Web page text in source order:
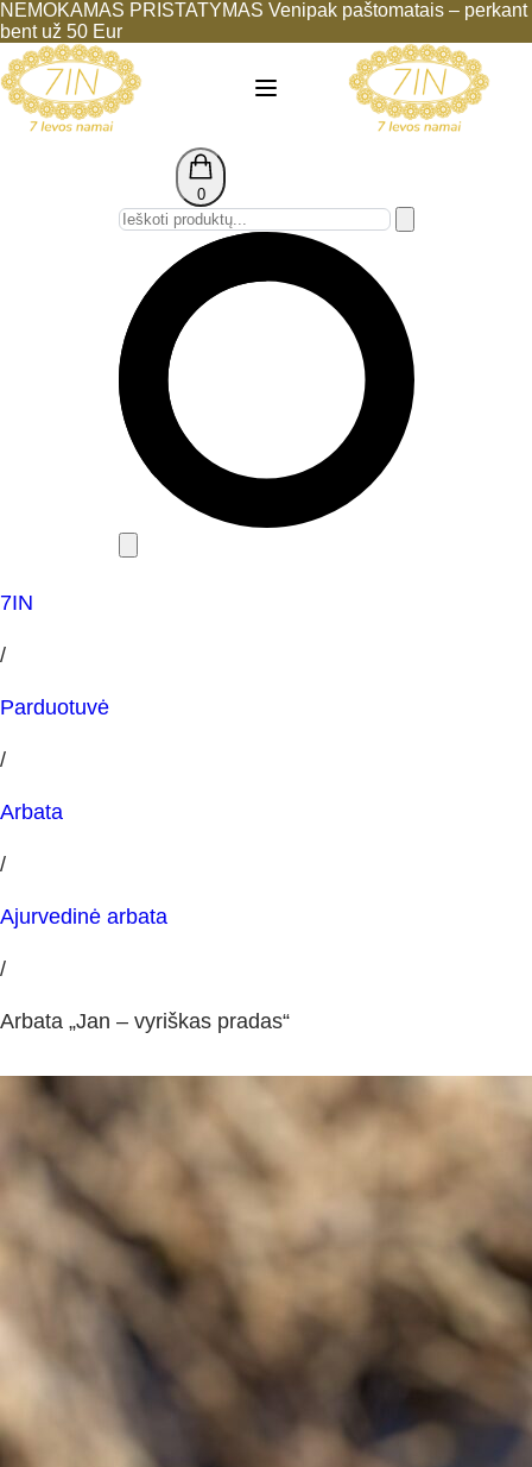
NEMOKAMAS PRISTATYMAS Venipak paštomatais – perkant
bent už 50 Eur
0
7IN
/
Parduotuvė
/
Arbata
/
Ajurvedinė arbata
/
Arbata „Jan – vyriškas pradas“